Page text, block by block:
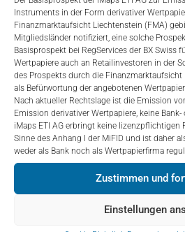
Instruments in der Form derivativer
Finanzmarktaufsicht Liechtenstein (FMA)
Mitgliedsländer notifiziert, eine solche
Basisprospekt bei RegServices der BX Swiss
Wertpapiere auch an Retailinvestoren in der
des Prospekts durch die
als Befürwortung der angebotenen
Nach aktueller Rechtslage ist die Emission
Emission derivativer Wertpapiere, keine
iMaps ETI AG erbringt keine
Sinne des Anhang I der MiFID und ist daher
weder als Bank noch als Wertpapierfirma
Zustimmen und
Einstellungen
Weitere